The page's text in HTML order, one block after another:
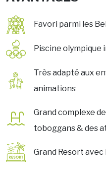
Favori parmi les
Piscine olympique
Très adapté aux
animations
Grand complexe
toboggans & des
Grand Resort